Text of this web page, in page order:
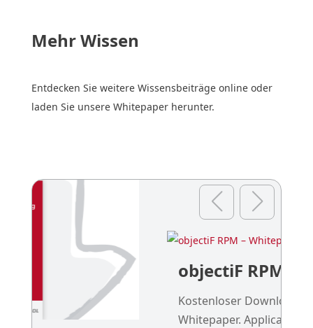
Mehr Wissen
Entdecken Sie weitere Wissensbeiträge online oder
laden Sie unsere Whitepaper herunter.
objectiF RPM – Whitepaper
Kostenloser Download: objectiF RPM
Whitepaper. Application Lifecycle